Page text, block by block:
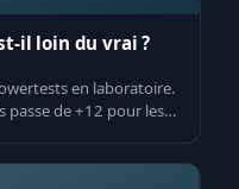
il loin du vrai ?
en laboratoire.
passe de +12 pour les